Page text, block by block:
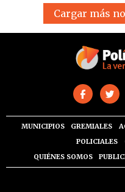
Cargar más
MUNICIPIOS GREMIALES
POLICIALES
QUIÉNES SOMOS